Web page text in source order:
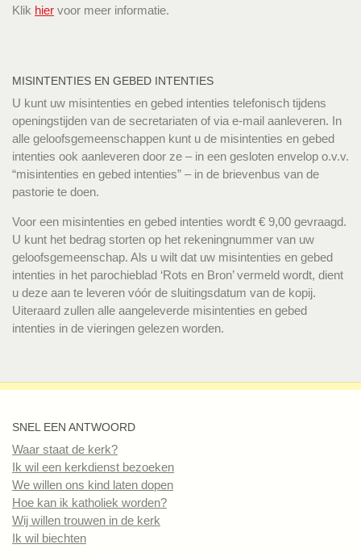
Klik hier voor meer informatie.
MISINTENTIES EN GEBED INTENTIES
U kunt uw misintenties en gebed intenties telefonisch tijdens
openingstijden van de secretariaten of via e-mail aanleveren. In
alle geloofsgemeenschappen kunt u de misintenties en gebed
intenties ook aanleveren door ze – in een gesloten envelop o.v.v.
“misintenties en gebed intenties” – in de brievenbus van de
pastorie te doen.
Voor een misintenties en gebed intenties wordt € 9,00 gevraagd.
U kunt het bedrag storten op het rekeningnummer van uw
geloofsgemeenschap. Als u wilt dat uw misintenties en gebed
intenties in het parochieblad ‘Rots en Bron’ vermeld wordt, dient
u deze aan te leveren vóór de sluitingsdatum van de kopij.
Uiteraard zullen alle aangeleverde misintenties en gebed
intenties in de vieringen gelezen worden.
SNEL EEN ANTWOORD
Waar staat de kerk?
Ik wil een kerkdienst bezoeken
We willen ons kind laten dopen
Hoe kan ik katholiek worden?
Wij willen trouwen in de kerk
Ik wil biechten